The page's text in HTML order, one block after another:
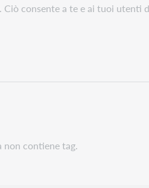
. Ciò consente a te e ai tuoi utenti
non contiene tag.